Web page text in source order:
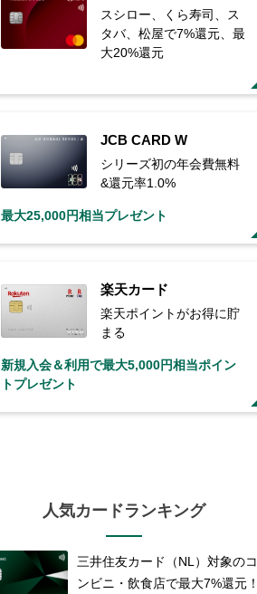
スシロー、くら寿司、ス
タバ、松屋で7%還元、最
大20%還元
JCB CARD W
シリーズ初の年会費無料
&還元率1.0%
最大25,000円相当プレゼント
楽天カード
楽天ポイントがお得に貯
まる
新規入会＆利用で最大5,000円相当ポイン
トプレゼント
人気カードランキング
三井住友カード（NL）対象のコ
ンビニ・飲食店で最大7%還元！